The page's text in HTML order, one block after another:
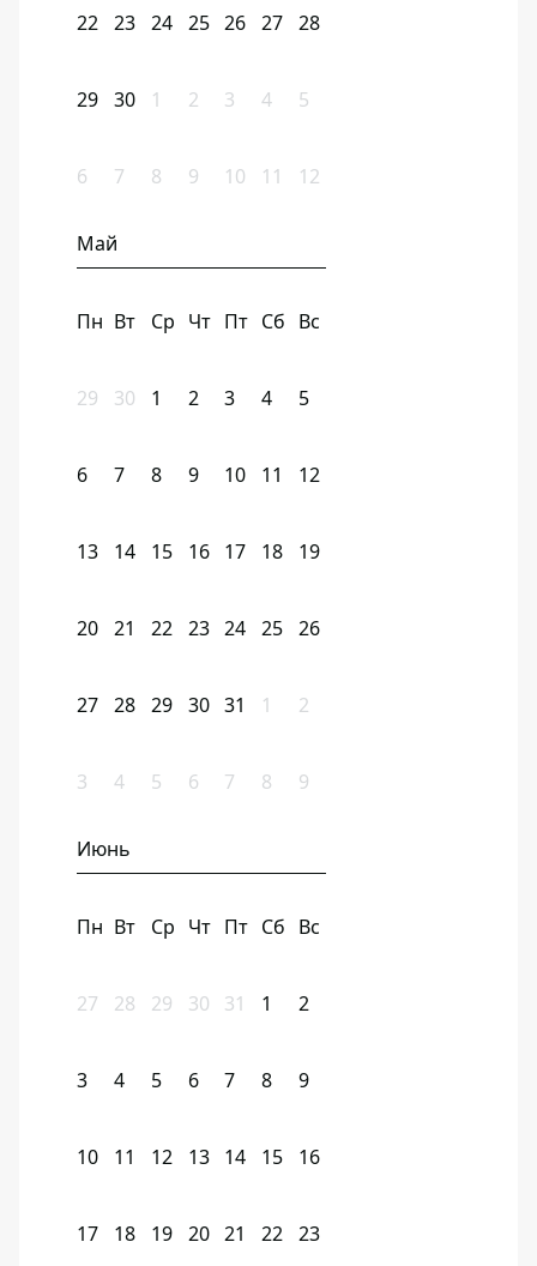
22 23 24 25 26 27 28
29 30 1 2 3 4 5
6 7 8 9 10 11 12
Май
Пн Вт Ср Чт Пт Сб Вс
29 30 1 2 3 4 5
6 7 8 9 10 11 12
13 14 15 16 17 18 19
20 21 22 23 24 25 26
27 28 29 30 31 1 2
3 4 5 6 7 8 9
Июнь
Пн Вт Ср Чт Пт Сб Вс
27 28 29 30 31 1 2
3 4 5 6 7 8 9
10 11 12 13 14 15 16
17 18 19 20 21 22 23